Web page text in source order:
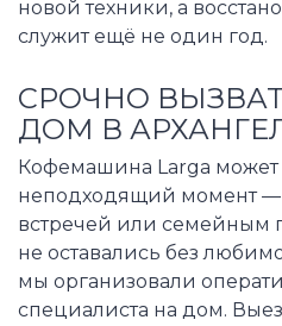
новой техники, а
служит ещё не один год.
СРОЧНО
ДОМ В
Кофемашина Larga может
неподходящий момент
встречей или семейным
не оставались без
мы организовали
специалиста на дом.